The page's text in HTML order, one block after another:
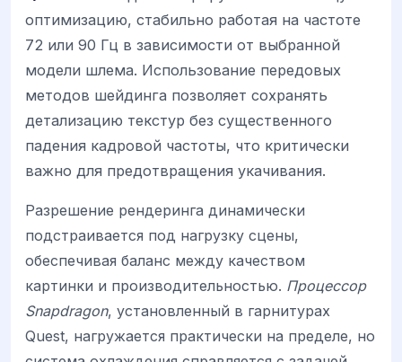
оптимизацию, стабильно работая на частоте
72 или 90 Гц в зависимости от выбранной
модели шлема. Использование передовых
методов шейдинга позволяет сохранять
детализацию текстур без существенного
падения кадровой частоты, что критически
важно для предотвращения укачивания.
Разрешение рендеринга динамически
подстраивается под нагрузку сцены,
обеспечивая баланс между качеством
картинки и производительностью. Процессор
Snapdragon, установленный в гарнитурах
Quest, нагружается практически на пределе, но